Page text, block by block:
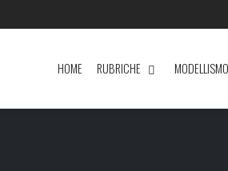
HOME RUBRICHE MODELLISMO